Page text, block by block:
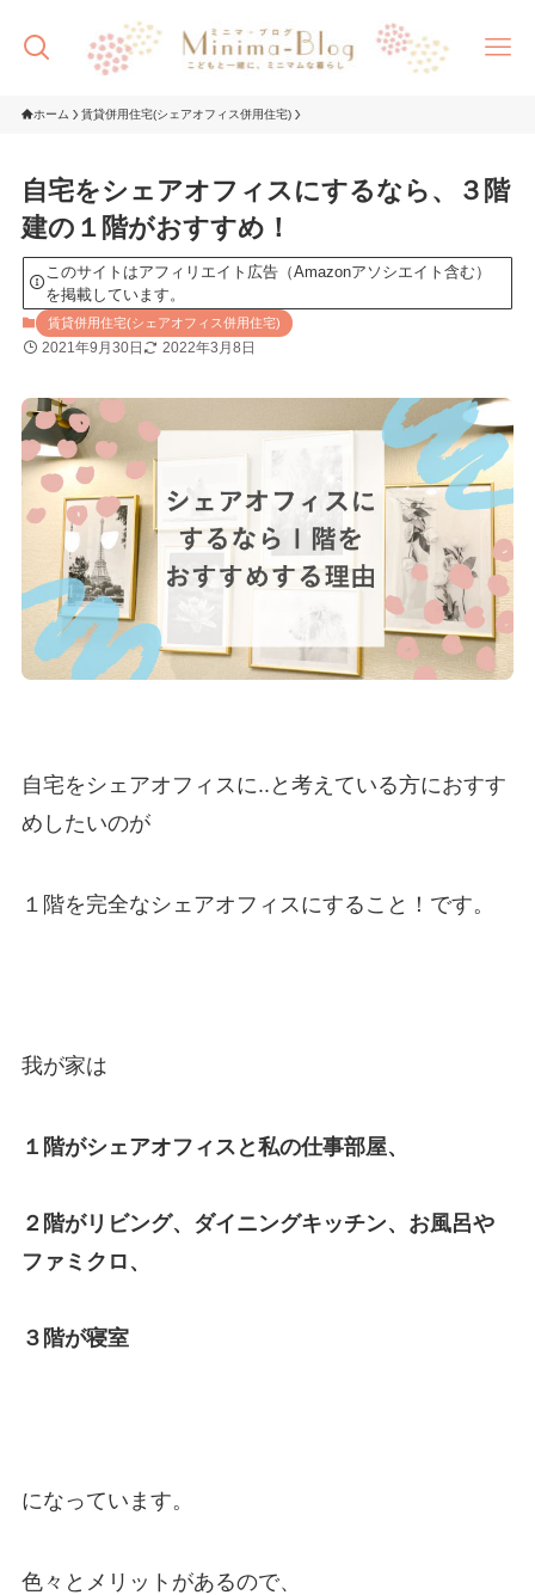
ホーム 賃貸併用住宅(シェアオフィス併用住宅)
自宅をシェアオフィスにするなら、３階
建の１階がおすすめ！
このサイトはアフィリエイト広告（Amazonアソシエイト含む）
を掲載しています。
賃貸併用住宅(シェアオフィス併用住宅)
2021年9月30日 2022年3月8日
自宅をシェアオフィスに..と考えている方におすす
めしたいのが
１階を完全なシェアオフィスにすること！です。
我が家は
１階がシェアオフィスと私の仕事部屋、
２階がリビング、ダイニングキッチン、お風呂や
ファミクロ、
３階が寝室
になっています。
色々とメリットがあるので、